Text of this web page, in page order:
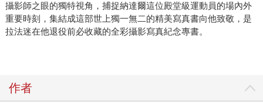
攝影師之眼的獨特視角，捕捉納達爾這位殿堂級運動員的場內外
重要時刻，集結成這部世上獨一無二的精美寫真書向他致敬，是
拉法迷在他退役前必收藏的全彩攝影寫真紀念專書。
作者